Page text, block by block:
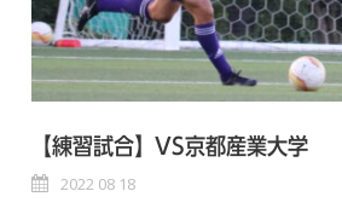
【練習試合】VS京都産業大学
2022 08 18